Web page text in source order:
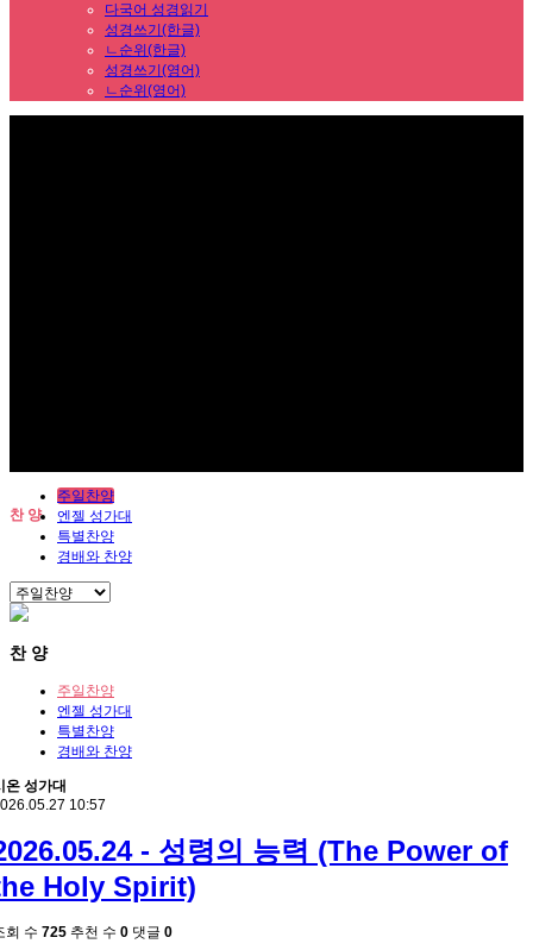
다국어 성경읽기
성경쓰기(한글)
ㄴ순위(한글)
성경쓰기(영어)
ㄴ순위(영어)
찬 양
주일찬양
엔젤 성가대
특별찬양
경배와 찬양
찬 양
주일찬양
엔젤 성가대
특별찬양
경배와 찬양
온 성가대
10:57
- 성령의 능력 (The Power of
Holy Spirit)
회 수 725 추천 수 0 댓글 0